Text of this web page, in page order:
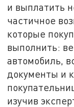
и выплатить
частичное
которые
выполнить:
автомобиль,
документы и
изучив